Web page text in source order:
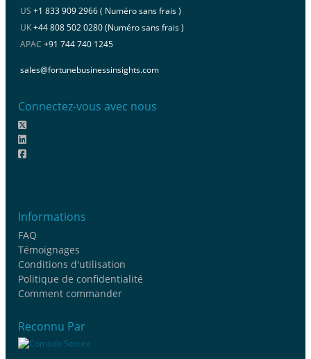
US +1 833 909 2966 ( Numéro sans frais )
UK+44 808 502 0280 (Numéro sans frais )
APAC +91 744 740 1245
sales@fortunebusinessinsights.com
Connectez-vous avec nous
Informations
FAQ
Témoignages
Conditions d'utilisation
Politique de confidentialité
Comment commander
Reconnu Par